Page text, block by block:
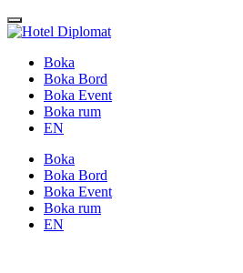
Boka
Boka Bord
Boka Event
Boka rum
EN
Boka
Boka Bord
Boka Event
Boka rum
EN